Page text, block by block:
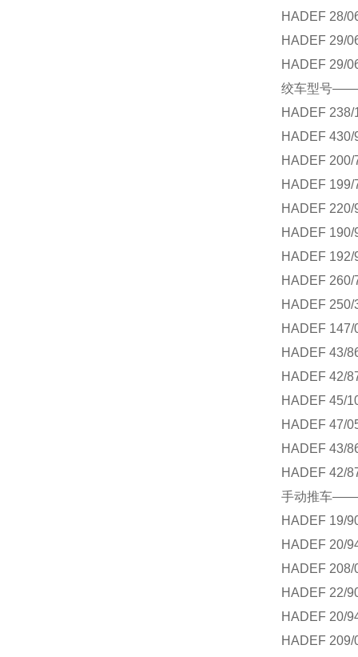
HADEF 28/
HADEF 29/
HADEF 29/
绞车型号——
HADEF 238/
HADEF 430/
HADEF 200/
HADEF 199/
HADEF 220/
HADEF 190/
HADEF 192/
HADEF 260/
HADEF 250/
HADEF 147/
HADEF 43/
HADEF 42/
HADEF 45/
HADEF 47/
HADEF 43/
HADEF 42/
手动推车——
HADEF 19/
HADEF 20/
HADEF 208/
HADEF 22/
HADEF 20/
HADEF 209/